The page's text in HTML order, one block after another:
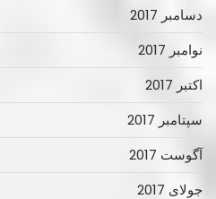
دسامبر 2017
نوامبر 2017
اکتبر 2017
سپتامبر 2017
آگوست 2017
جولای 2017